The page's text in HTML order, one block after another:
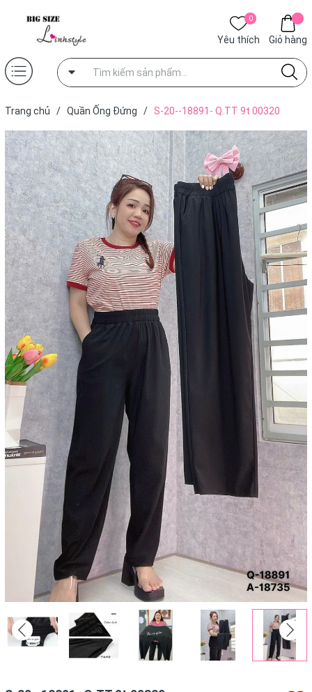
0
Yêu thích Giỏ hàng
Trang chủ / Quần Ống Đứng / S-20--18891- Q.TT 9t 00320